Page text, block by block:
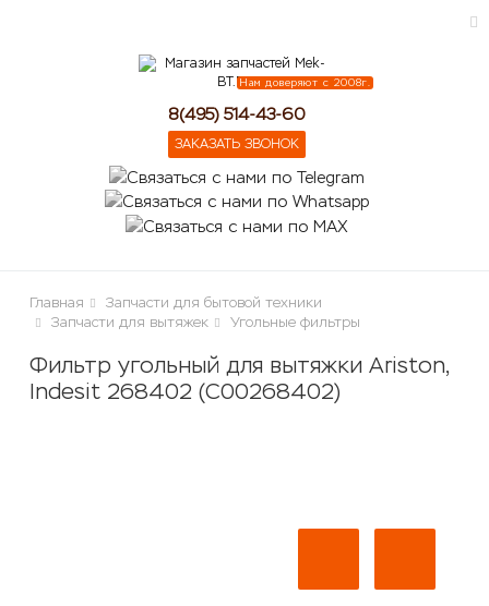
Нам доверяют с 2008г.
8(495) 514-43-60
ЗАКАЗАТЬ ЗВОНОК
Главная
Запчасти для бытовой техники
Запчасти для вытяжек
Угольные фильтры
Фильтр угольный для вытяжки Ariston,
Indesit 268402 (C00268402)